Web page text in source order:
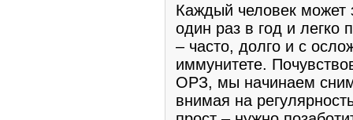
Каждый человек может
один раз в год и легко
– часто, долго и с
иммунитете.
ОРЗ, мы начинаем
внимая на